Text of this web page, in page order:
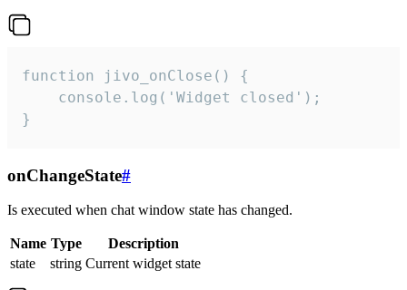
function jivo_onClose() {
    console.log('Widget closed');
}
onChangeState#
Is executed when chat window state has changed.
Name Type
Description
state
string Current widget state